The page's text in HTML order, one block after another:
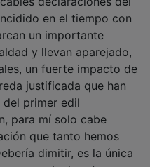
en el tiempo con
un importante
y llevan aparejado,
un fuerte impacto de
justificada que han
primer edil
para mí solo cabe
que tanto hemos
dimitir, es la única
que cualquier otro